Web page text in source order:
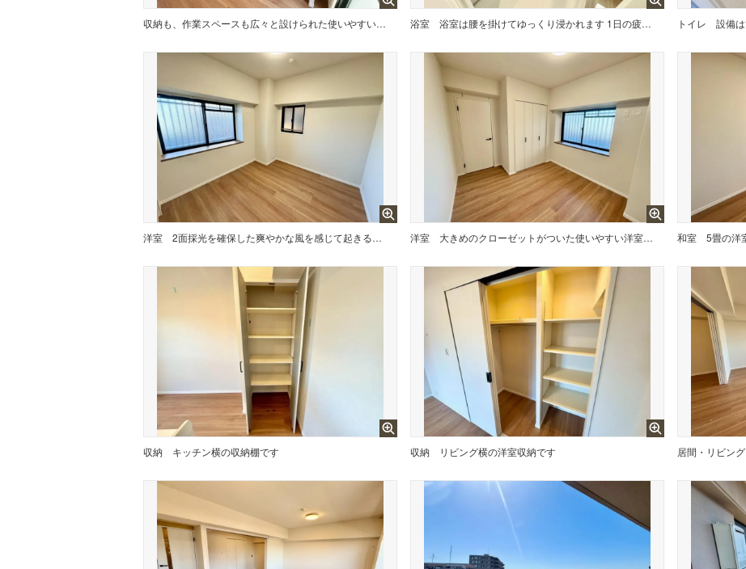
収納も、作業スペースも広々と設けられた使いやすいシステムキッチンです＾＾カウンターキッチンなので、ご家族と会話をしながら楽しくお料理ができます＾＾ 浴室 浴室は腰を掛けてゆっくり浸かれます 1日の疲れもバッチリ取れますね トイレ
洋室 2面採光を確保した爽やかな風を感じて起きる朝は、快適生活の始まりに。 洋室 大きめのクローゼットがついた使いやすい洋室です。すっきりと整理整頓できるので気持ちよくすごせます＾＾ 和室
収納 キッチン横の収納棚です 収納 リビング横の洋室収納です 居間・リビング